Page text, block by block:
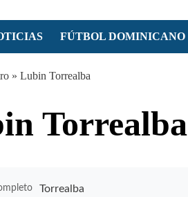
FÚTBOL DOMINICANO
» Lubin Torrealba
Torrealba
Torrealba